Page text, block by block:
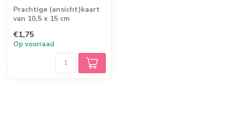
Prachtige (ansicht)kaart
van 10,5 x 15 cm
€1,75
Op voorraad